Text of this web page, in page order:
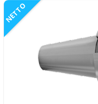
NETTO